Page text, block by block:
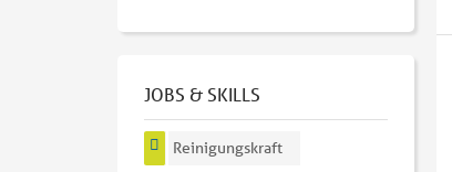
JOBS & SKILLS
Reinigungskraft